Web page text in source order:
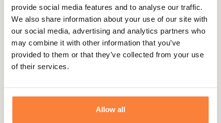
provide social media features and to analyse our traffic.
We also share information about your use of our site with
our social media, advertising and analytics partners who
may combine it with other information that you’ve
provided to them or that they’ve collected from your use
of their services.
Allow all
la journée
retour sous
90 jours
sécurisé
3 fois dès 100
euros
Description
Mountain Hunt et Big Game.